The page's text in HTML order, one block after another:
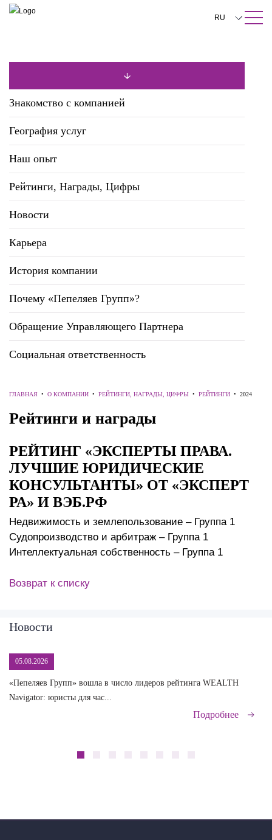
ПОИСК ПО САЙТУ Закрыть
RU
한국어
Deutsch
Türkçe
Знакомство с компанией
География услуг
Наш опыт
Рейтинги, Награды, Цифры
Новости
Карьера
История компании
Почему «Пепеляев Групп»?
Обращение Управляющего Партнера
Социальная ответственность
ГЛАВНАЯ • О КОМПАНИИ • РЕЙТИНГИ, НАГРАДЫ, ЦИФРЫ • РЕЙТИНГИ • 2024
Рейтинги и награды
РЕЙТИНГ «ЭКСПЕРТЫ ПРАВА.
ЛУЧШИЕ ЮРИДИЧЕСКИЕ
КОНСУЛЬТАНТЫ» ОТ «ЭКСПЕРТ
РА» И ВЭБ.РФ
Недвижимость и землепользование – Группа 1
Судопроизводство и арбитраж – Группа 1
Интеллектуальная собственность – Группа 1
Возврат к списку
Новости
05.08.2026
«Пепеляев Групп» вошла в число лидеров рейтинга WEALTH
Navigator: юристы для час...
Подробнее